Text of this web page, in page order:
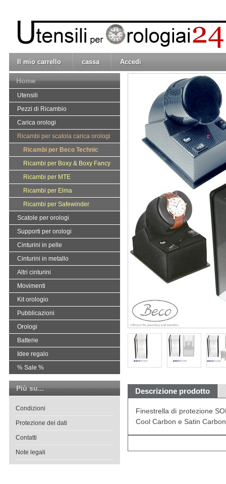
Il mio carrello cassa Accedi
Descrizione prodotto
Finestrella di protezione
Cool Carbon e Satin
Home
Utensili
Pezzi di Ricambio
Carica orologi
Ricambi per scatola carica orologi
Ricambi per Beco Technic
Ricambi per Boxy & Boxy Fancy
Ricambi per MTE
Ricambi per Elma
Ricambi per Safewinder
Scatole per orologi
Supporti per orologi
Cinturini in pelle
Cinturini in metallo
Altri cinturini
Movimenti
Kit orologio
Pubblicazioni
Orologi
Batterie
Idee regalo
% Sale %
Più su...
Condizioni
Protezione dei dati
Contatti
Note legali